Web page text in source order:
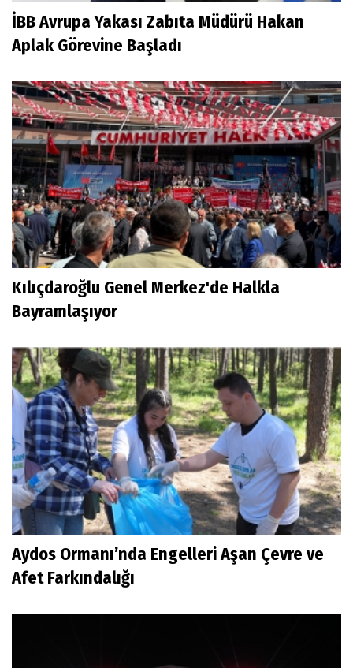
İBB Avrupa Yakası Zabıta Müdürü Hakan
Aplak Görevine Başladı
Kılıçdaroğlu Genel Merkez'de Halkla
Bayramlaşıyor
Aydos Ormanı’nda Engelleri Aşan Çevre ve
Afet Farkındalığı